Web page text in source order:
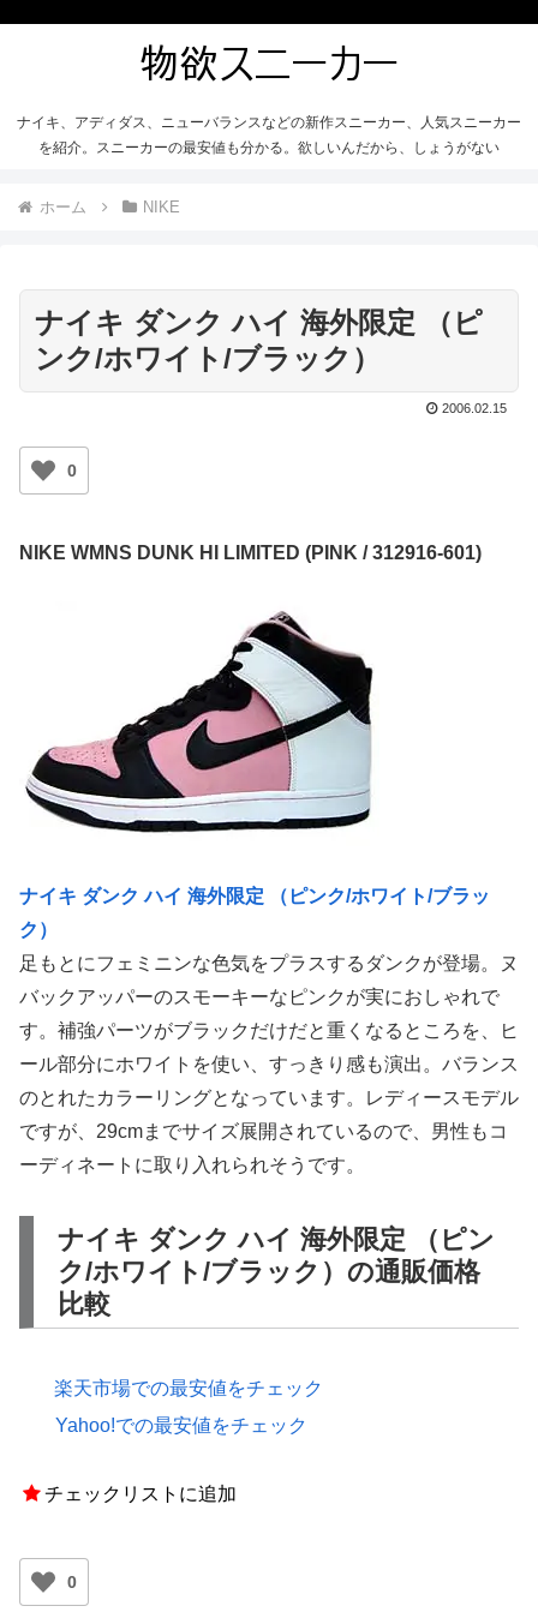
ナイキ、アディダス、ニューバランスなどの新作スニーカー、人気スニーカー
を紹介。スニーカーの最安値も分かる。欲しいんだから、しょうがない
ホーム NIKE
ナイキ ダンク ハイ 海外限定 （ピ
ンク/ホワイト/ブラック）
2006.02.15
0
NIKE WMNS DUNK HI LIMITED (PINK / 312916-601)
ナイキ ダンク ハイ 海外限定 （ピンク/ホワイト/ブラッ
ク）
足もとにフェミニンな色気をプラスするダンクが登場。ヌ
バックアッパーのスモーキーなピンクが実におしゃれで
す。補強パーツがブラックだけだと重くなるところを、ヒ
ール部分にホワイトを使い、すっきり感も演出。バランス
のとれたカラーリングとなっています。レディースモデル
ですが、29cmまでサイズ展開されているので、男性もコ
ーディネートに取り入れられそうです。
ナイキ ダンク ハイ 海外限定 （ピン
ク/ホワイト/ブラック）の通販価格
比較
楽天市場での最安値をチェック
Yahoo!での最安値をチェック
チェックリストに追加
0